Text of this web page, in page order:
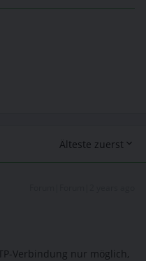
Älteste zuerst
Verbindung nur möglich,